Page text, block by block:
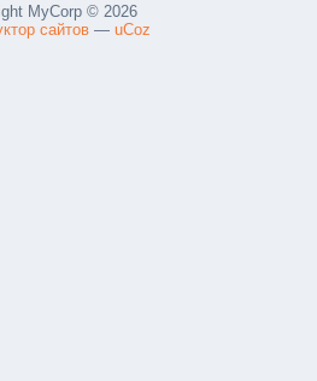
MyCorp © 2026
сайтов— uCoz